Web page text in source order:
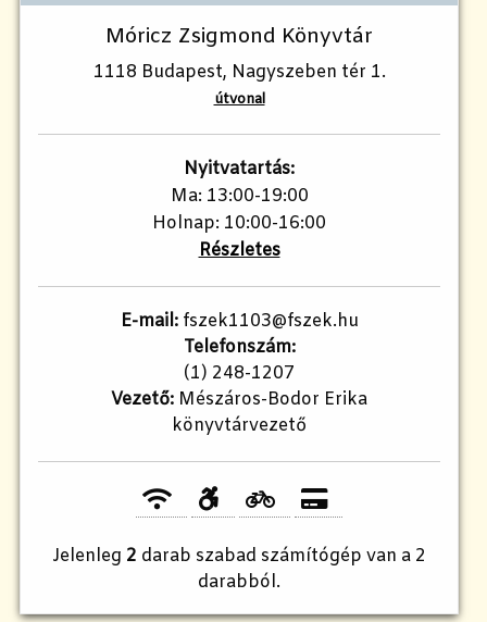
Móricz Zsigmond Könyvtár
1118 Budapest, Nagyszeben tér 1.
útvonal
Nyitvatartás:
Ma: 13:00-19:00
Holnap: 10:00-16:00
Részletes
E-mail:fszek1103@fszek.hu
Telefonszám:
(1) 248-1207
Vezető: Mészáros-Bodor Erika
könyvtárvezető
Jelenleg 2 darab szabad számítógép van a 2
darabból.